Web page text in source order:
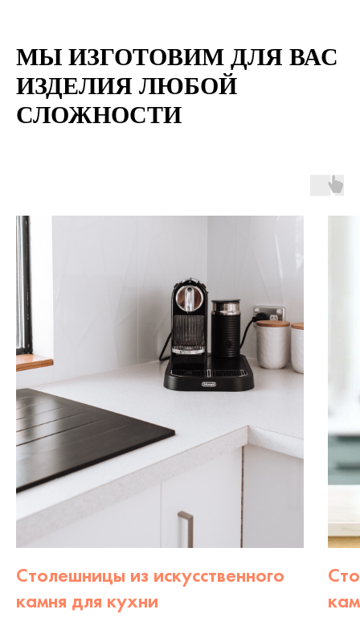
МЫ ИЗГОТОВИМ ДЛЯ ВАС
ИЗДЕЛИЯ ЛЮБОЙ
СЛОЖНОСТИ
Столешницы из искусственного
камня для кухни